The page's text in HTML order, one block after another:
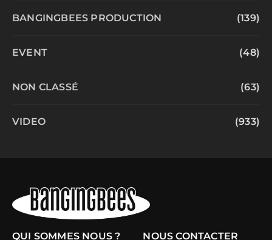
BANGINGBEES PRODUCTION (139)
EVENT (48)
NON CLASSÉ (63)
VIDEO (933)
QUI SOMMES NOUS ? NOUS CONTACTER